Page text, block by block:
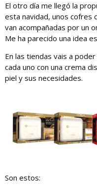
El otro día me llegó la
esta navidad, unos cofres
van acompañadas por un
Me ha parecido una idea
En las tiendas vais a
cada uno con una crema
piel y sus necesidades.
Son estos: